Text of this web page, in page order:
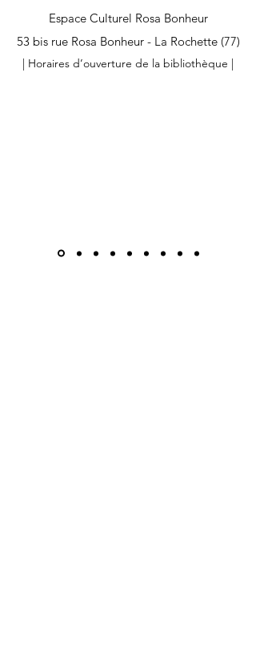
Espace Culturel Rosa Bonheur
53 bis rue Rosa Bonheur - La Rochette (77)
| Horaires d’ouverture de la bibliothèque |